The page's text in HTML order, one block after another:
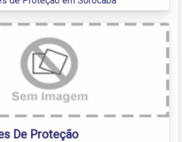
De Proteção